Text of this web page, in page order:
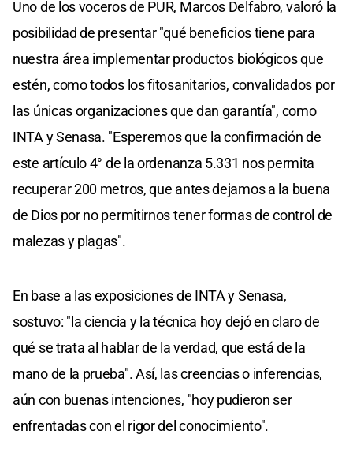
Uno de los voceros de PUR, Marcos Delfabro, valoró la
posibilidad de presentar "qué beneficios tiene para
nuestra área implementar productos biológicos que
estén, como todos los fitosanitarios, convalidados por
las únicas organizaciones que dan garantía", como
INTA y Senasa. "Esperemos que la confirmación de
este artículo 4° de la ordenanza 5.331 nos permita
recuperar 200 metros, que antes dejamos a la buena
de Dios por no permitirnos tener formas de control de
malezas y plagas".
En base a las exposiciones de INTA y Senasa,
sostuvo: "la ciencia y la técnica hoy dejó en claro de
qué se trata al hablar de la verdad, que está de la
mano de la prueba". Así, las creencias o inferencias,
aún con buenas intenciones, "hoy pudieron ser
enfrentadas con el rigor del conocimiento".